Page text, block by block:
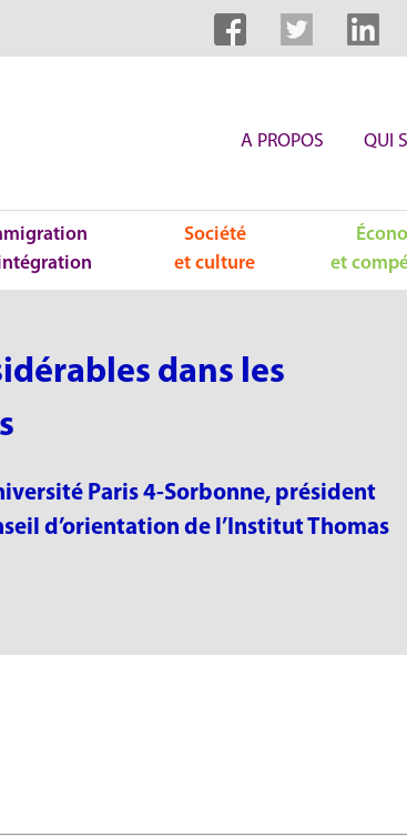
A PROPOS QUI
Société
et culture
et
dans les
Paris 4-Sorbonne, président
d’orientation de l’Institut Thomas